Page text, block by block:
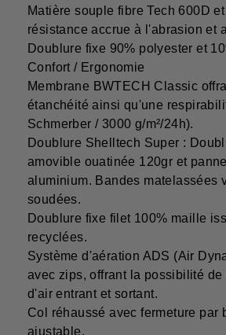
Matière souple fibre Tech 600D
résistance accrue à l'abrasion et
Doublure fixe 90% polyester et
Confort / Ergonomie
Membrane BWTECH Classic
étanchéité ainsi qu'une
Schmerber / 3000 g/m²/24h).
Doublure Shelltech Super :
amovible ouatinée 120gr et
aluminium. Bandes matelassées
soudées.
Doublure fixe filet 100% maille
recyclées.
Système d'aération ADS (Air
avec zips, offrant la possibilité
d'air entrant et sortant.
Col réhaussé avec fermeture par
ajustable.